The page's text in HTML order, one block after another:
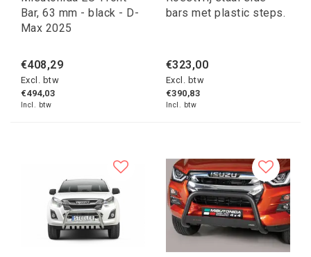
Bar, 63 mm - black - D-
Max 2025
€408,29
Excl. btw
€494,03
Incl. btw
bars met plastic steps.
€323,00
Excl. btw
€390,83
Incl. btw